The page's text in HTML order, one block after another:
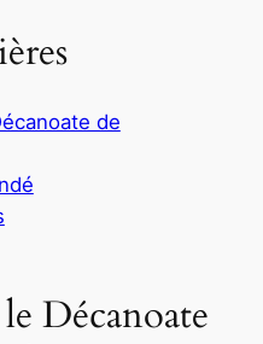
de
Décanoate